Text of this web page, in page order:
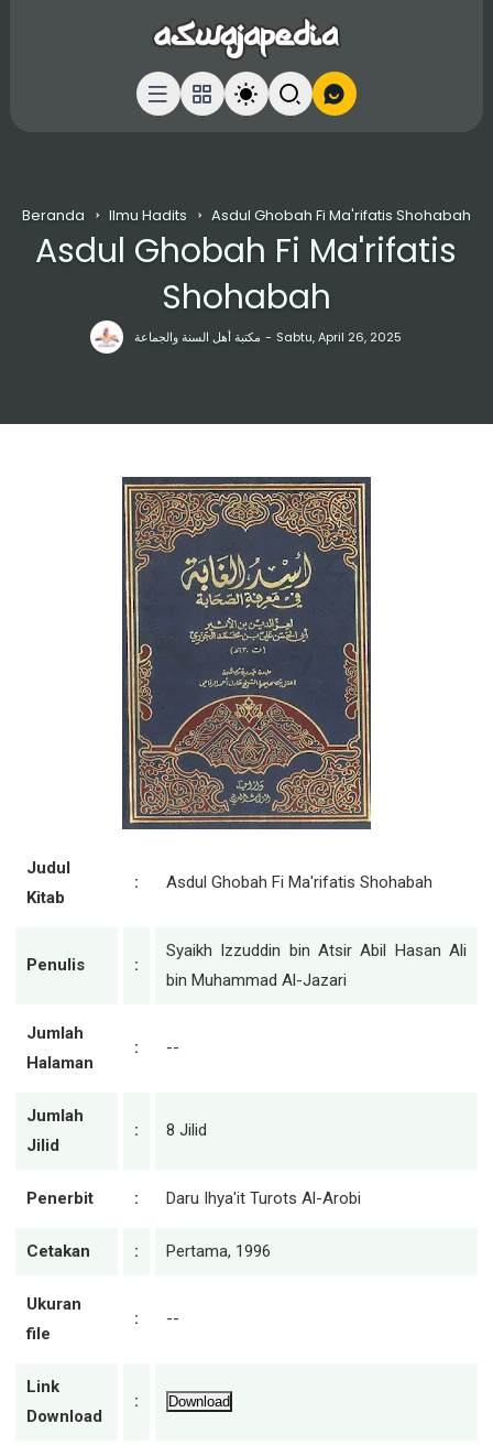
Beranda Ilmu Hadits Asdul Ghobah Fi Ma'rifatis Shohabah
مكتبة أهل السنة والجماعة Sabtu, April 26, 2025
Asdul Ghobah Fi Ma'rifatis
Shohabah
Judul
Kitab
: Asdul Ghobah Fi Ma'rifatis Shohabah
Penulis :
Syaikh Izzuddin bin Atsir Abil Hasan Ali
bin Muhammad Al-Jazari
Jumlah
Halaman
: --
Jumlah
Jilid
: 8 Jilid
Penerbit : Daru Ihya'it Turots Al-Arobi
Cetakan : Pertama, 1996
Ukuran
file
: --
Link
Download
: Download